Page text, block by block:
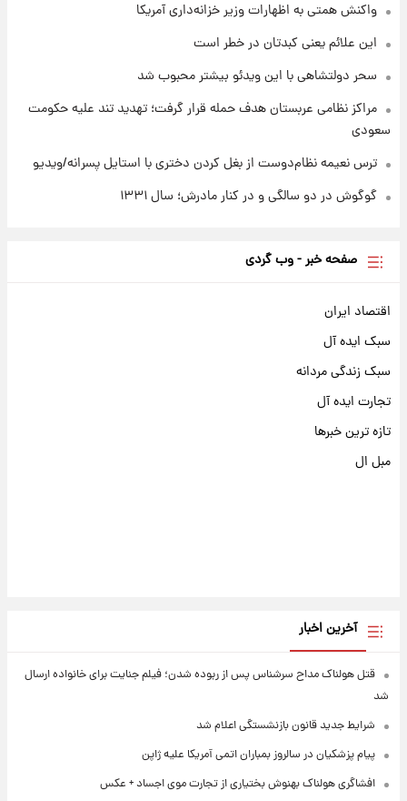
واکنش همتی به اظهارات وزیر خزانه‌داری آمریکا
این علائم یعنی کبدتان در خطر است
سحر دولتشاهی با این ویدئو بیشتر محبوب شد
مراکز نظامی عربستان هدف حمله قرار گرفت؛ تهدید تند علیه حکومت
سعودی
ترس نعیمه نظام‌دوست از بغل کردن دختری با استایل پسرانه/ویدیو
گوگوش در دو سالگی و در کنار مادرش؛ سال ۱۳۳۱
صفحه خبر - وب گردی
اقتصاد ایران
سبک ایده آل
سبک زندگی مردانه
تجارت ایده آل
تازه ترین خبرها
مبل ال
آخرین اخبار
قتل هولناک مداح سرشناس پس از ربوده شدن؛ فیلم جنایت برای خانواده ارسال
شد
شرایط جدید قانون بازنشستگی اعلام شد
پیام پزشکیان در سالروز بمباران اتمی آمریکا علیه ژاپن
افشاگری هولناک بهنوش بختیاری از تجارت موی اجساد + عکس